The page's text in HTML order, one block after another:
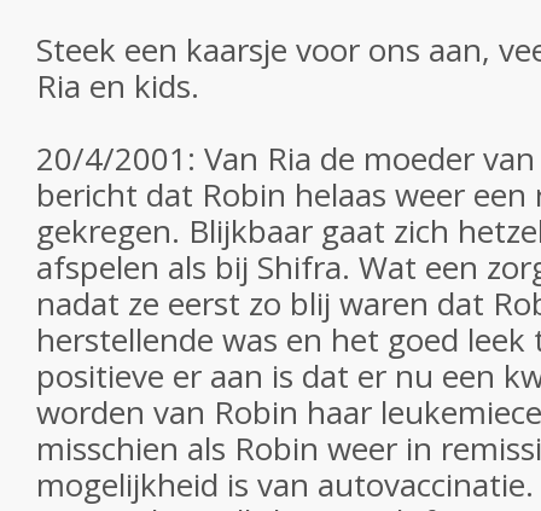
Steek een kaarsje voor ons aan,
Ria en kids.
20/4/2001: Van Ria de moeder
bericht dat Robin helaas weer
gekregen. Blijkbaar gaat zich
afspelen als bij Shifra. Wat een
nadat ze eerst zo blij waren dat
herstellende was en het goed
positieve er aan is dat er nu een
worden van Robin haar
misschien als Robin weer in
mogelijkheid is van